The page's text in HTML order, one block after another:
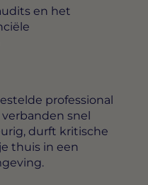
en het
professional
snel
durft kritische
thuis in een